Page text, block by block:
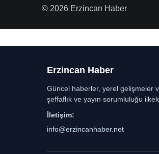
© 2026 Erzincan Haber
Erzincan Haber
Güncel haberler, yerel gelişmeler
şeffaflık ve yayın sorumluluğu
İletişim:
info@erzincanhaber.net